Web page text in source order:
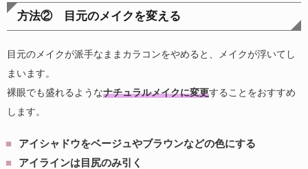
方法② 目元のメイクを変える
目元のメイクが派手なままカラコンをやめると、メイクが浮いてし
まいます。
裸眼でも盛れるようなナチュラルメイクに変更することをおすすめ
します。
アイシャドウをベージュやブラウンなどの色にする
アイラインは目尻のみ引く